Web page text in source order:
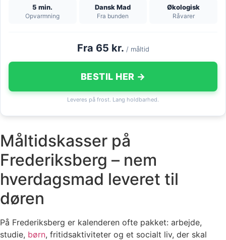
5 min.
Opvarmning
Dansk Mad
Fra bunden
Økologisk
Råvarer
Fra 65 kr. / måltid
BESTIL HER →
Leveres på frost. Lang holdbarhed.
Måltidskasser på
Frederiksberg – nem
hverdagsmad leveret til
døren
På Frederiksberg er kalenderen ofte pakket: arbejde,
studie, børn, fritidsaktiviteter og et socialt liv, der skal